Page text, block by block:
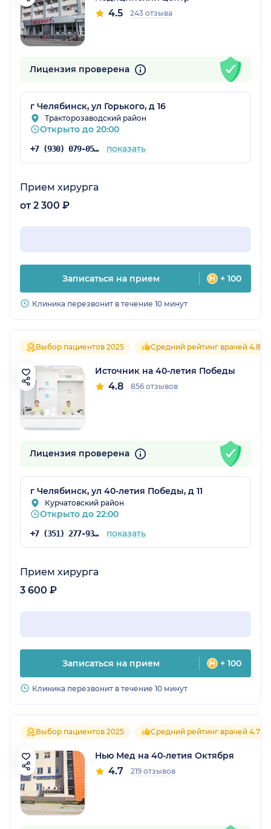
4.5 243 отзыва
Лицензия проверена
г Челябинск, ул Горького, д 16
Тракторозаводский район
Открыто до 20:00
+7 (930) 079-05-43 показать
Прием хирурга
от 2 300 ₽
Записаться на прием + 100
Клиника перезвонит в течение 10 минут
Выбор пациентов 2025 Средний рейтинг врачей 4.8
Источник на 40-летия Победы
4.8 856 отзывов
Лицензия проверена
г Челябинск, ул 40-летия Победы, д 11
Курчатовский район
Открыто до 22:00
+7 (351) 277-93-31 показать
Прием хирурга
3 600 ₽
Записаться на прием + 100
Клиника перезвонит в течение 10 минут
Выбор пациентов 2025 Средний рейтинг врачей 4.7
Нью Мед на 40-летия Октября
4.7 219 отзывов